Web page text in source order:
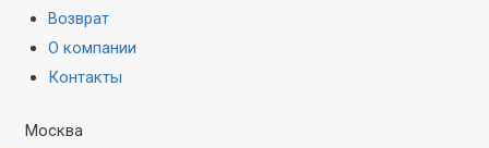
Возврат
О компании
Контакты
Москва